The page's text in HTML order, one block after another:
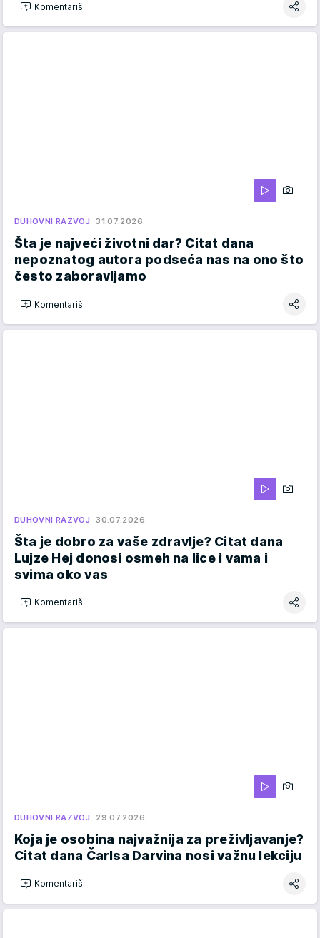
Komentariši
DUHOVNI RAZVOJ 31.07.2026.
Šta je najveći životni dar? Citat dana
nepoznatog autora podseća nas na ono što
često zaboravljamo
Komentariši
DUHOVNI RAZVOJ 30.07.2026.
Šta je dobro za vaše zdravlje? Citat dana
Lujze Hej donosi osmeh na lice i vama i
svima oko vas
Komentariši
DUHOVNI RAZVOJ 29.07.2026.
Koja je osobina najvažnija za preživljavanje?
Citat dana Čarlsa Darvina nosi važnu lekciju
Komentariši